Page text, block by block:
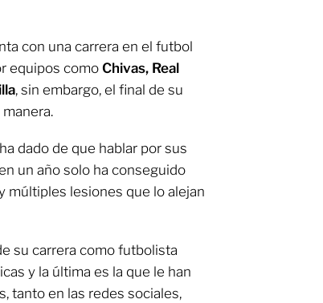
con una carrera en el futbol
equipos como Chivas, Real
, sin embargo, el final de su
dado de que hablar por sus
un año solo ha conseguido
múltiples lesiones que lo alejan
su carrera como futbolista
y la última es la que le han
tanto en las redes sociales,